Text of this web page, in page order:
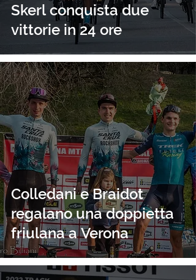
Skerl conquista due
vittorie in 24 ore
Colledani e Braidot
regalano una doppietta
friulana a Verona